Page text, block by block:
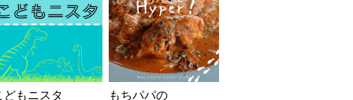
どもニスタ
もちパパの